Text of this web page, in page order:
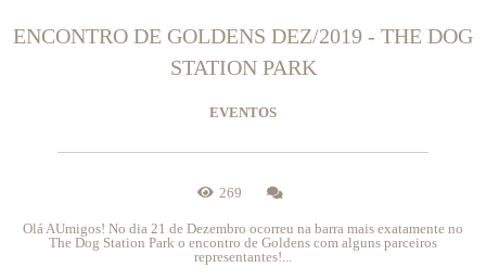
ENCONTRO DE GOLDENS DEZ/2019 - THE DOG
STATION PARK
EVENTOS
269
Olá AUmigos! No dia 21 de Dezembro ocorreu na barra mais exatamente no
The Dog Station Park o encontro de Goldens com alguns parceiros
representantes!...